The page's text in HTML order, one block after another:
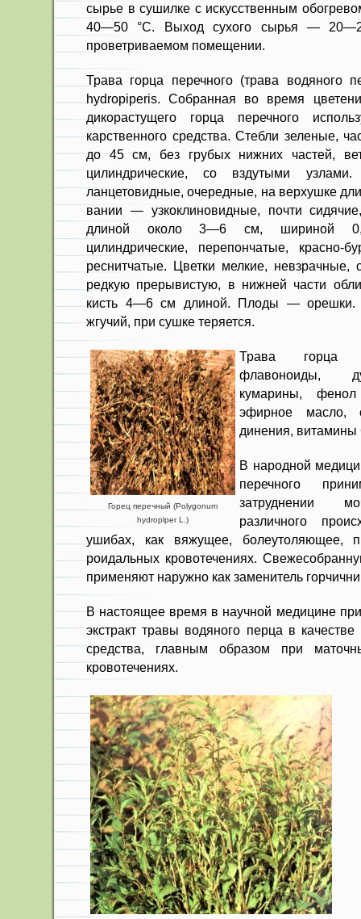
сырье в сушилке с искусственным
40—50 °С. Выход сухого сырья —
проветриваемом помещении.
Трава горца перечного (трава водяного
hydropiperis. Собранная во время
дикорастущего горца перечного
карственного средства. Стебли зеле­ные,
до 45 см, без грубых нижних частей,
цилиндрические, со вздутыми узлами.
ланцетовидные, очередные, на верхушке
вании — узкоклиновидные, почти
длиной около 3—6 см, шириной
цилиндрические, перепонча­тые, красно-
реснитчатые. Цветки мелкие,
редкую прерывистую, в нижней части
кисть 4—6 см длиной. Плоды — орешки.
жгучий, при сушке теряется.
Горец перечный (Polygonum
hydroplper L.)
Трава горца
флавоноиды,
кумарины,
эфирное масло,
динения, витамины
В народной
перечного
затруднении
различного
ушибах, как вяжущее, боле­утоляющее,
роидальных кровотечениях.
приме­няют наружно как заменитель
В настоящее время в научной ме­дицине
экстракт травы водяного перца в
средст­ва, главным образом при
кровотечениях.